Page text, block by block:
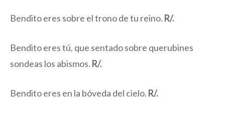
Bendito eres sobre el trono de tu reino. R/.
Bendito eres tú, que sentado sobre querubines
sondeas los abismos. R/.
Bendito eres en la bóveda del cielo. R/.